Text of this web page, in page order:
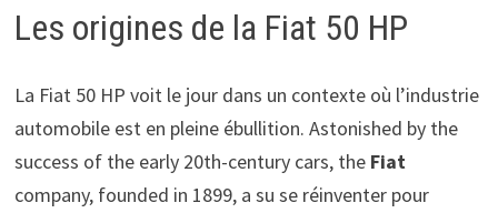
Les origines de la Fiat 50 HP
La Fiat 50 HP voit le jour dans un contexte où l’industrie
automobile est en pleine ébullition. Astonished by the
success of the early 20th-century cars, the Fiat
company, founded in 1899, a su se réinventer pour